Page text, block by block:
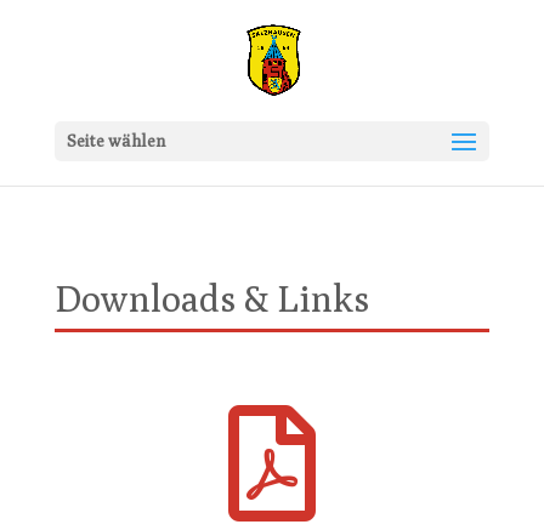
Seite wählen
Downloads & Links
